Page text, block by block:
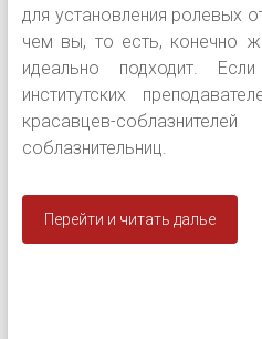
для установления ролевых
чем вы, то есть, конечно
идеально подходит.
институтских
красавцев-
соблазнительниц.
Перейти и читать далье